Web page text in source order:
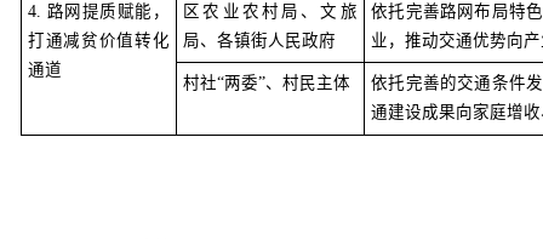
4. 路网提质赋能，
打通减贫价值转化
通道
区农业农村局、文旅
局、各镇街人民政府
依托完善路网布局特
业，推动交通优势向
村社“两委”、村民主体
依托完善的交通条件
通建设成果向家庭增